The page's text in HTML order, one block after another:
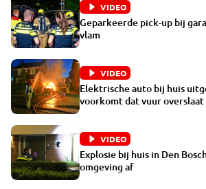
VIDEO
Geparkeerde pick-up bij
vlam
VIDEO
Elektrische auto bij huis
voorkomt dat vuur overslaat
VIDEO
Explosie bij huis in Den
omgeving af